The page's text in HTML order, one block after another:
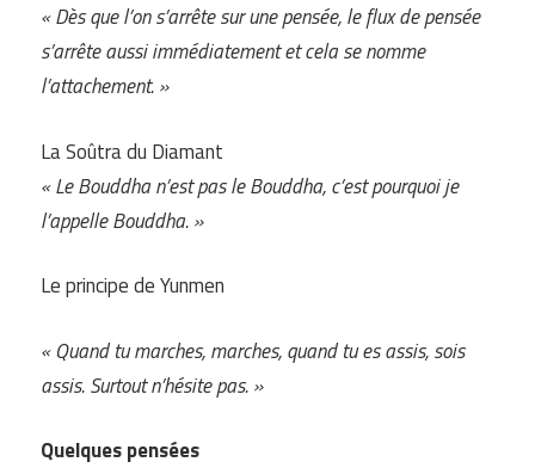
« Dès que l’on s’arrête sur une pensée, le flux de pensée
s’arrête aussi immédiatement et cela se nomme
l’attachement. »
La Soûtra du Diamant
« Le Bouddha n’est pas le Bouddha, c’est pourquoi je
l’appelle Bouddha. »
Le principe de Yunmen
« Quand tu marches, marches, quand tu es assis, sois
assis. Surtout n’hésite pas. »
Quelques pensées